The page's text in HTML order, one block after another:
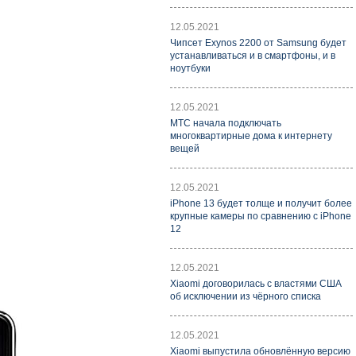
12.05.2021
Чипсет Exynos 2200 от Samsung будет
устанавливаться и в смартфоны, и в
ноутбуки
12.05.2021
МТС начала подключать
многоквартирные дома к интернету
вещей
12.05.2021
iPhone 13 будет толще и получит более
крупные камеры по сравнению с iPhone
12
12.05.2021
Xiaomi договорилась с властями США
об исключении из чёрного списка
12.05.2021
Xiaomi выпустила обновлённую версию